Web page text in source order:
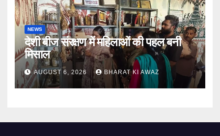
NEWS
देशी बीज संरक्षण में महिलाओं की पहल बनी
मिसाल
AUGUST 6, 2026 BHARAT KI AWAZ